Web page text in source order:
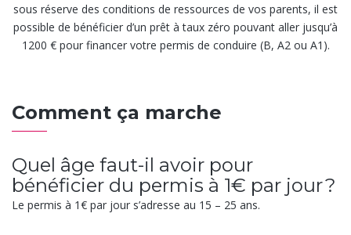
sous réserve des conditions de ressources de vos parents, il est
possible de bénéficier d’un prêt à taux zéro pouvant aller jusqu’à
1200 € pour financer votre permis de conduire (B, A2 ou A1).
Comment ça marche
Quel âge faut-il avoir pour
bénéficier du permis à 1€ par jour ?
Le permis à 1€ par jour s’adresse au 15 – 25 ans.